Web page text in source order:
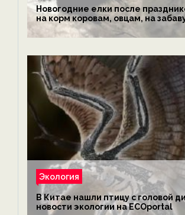
Новогодние елки после
на корм коровам, овцам, на
обезьянам, львам и леопардам —
экологии на ECOportal
Экология
В Китае нашли птицу с головой
новости экологии на ECOportal